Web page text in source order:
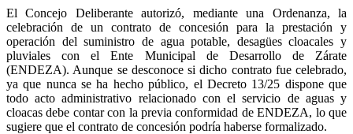
El Concejo Deliberante autorizó, mediante una Ordenanza, la
celebración de un contrato de concesión para la prestación y
operación del suministro de agua potable, desagües cloacales y
pluviales con el Ente Municipal de Desarrollo de Zárate
(ENDEZA). Aunque se desconoce si dicho contrato fue celebrado,
ya que nunca se ha hecho público, el Decreto 13/25 dispone que
todo acto administrativo relacionado con el servicio de aguas y
cloacas debe contar con la previa conformidad de ENDEZA, lo que
sugiere que el contrato de concesión podría haberse formalizado.